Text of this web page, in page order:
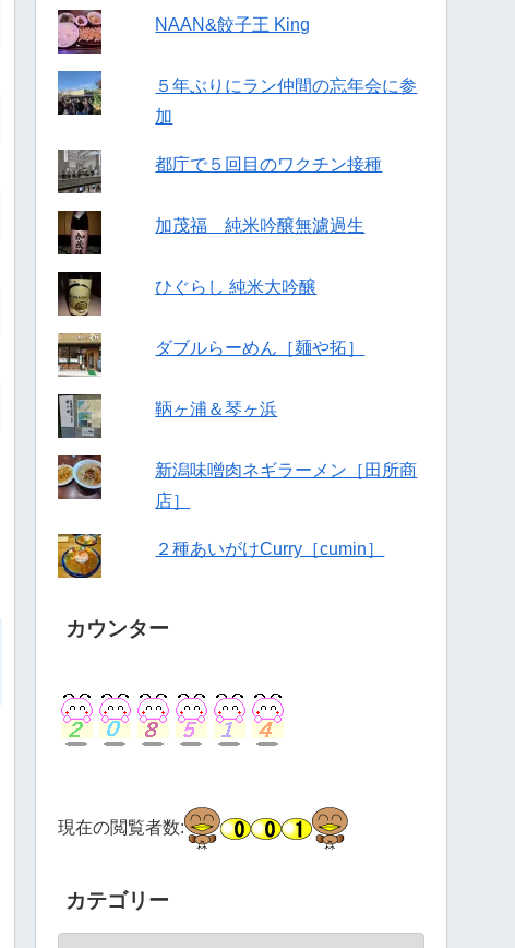
NAAN&餃子王 King
５年ぶりにラン仲間の忘年会に参
加
都庁で５回目のワクチン接種
加茂福 純米吟醸無濾過生
ひぐらし 純米大吟醸
ダブルらーめん［麺や拓］
鞆ヶ浦＆琴ヶ浜
新潟味噌肉ネギラーメン［田所商
店］
２種あいがけCurry［cumin］
カウンター
現在の閲覧者数:
カテゴリー